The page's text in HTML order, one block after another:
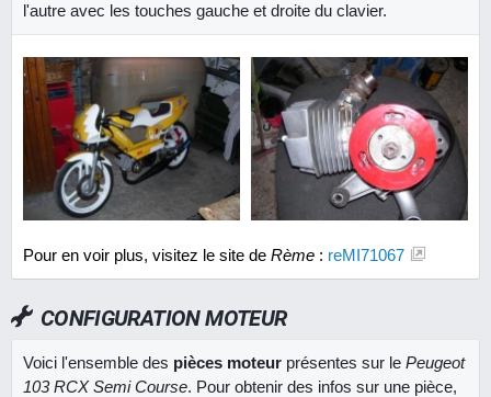
l'autre avec les touches gauche et droite du clavier.
Pour en voir plus, visitez le site de Rème : reMI71067
CONFIGURATION MOTEUR
Voici l'ensemble des pièces moteur présentes sur le Peugeot
103 RCX Semi Course. Pour obtenir des infos sur une pièce,